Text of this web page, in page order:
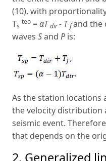
(10), with
Ts
teo =αT dir- T fand the
waves Sand P is:
As the station locations
the velocity distribution
seismic event. Therefore
that depends on the
2. Generalized